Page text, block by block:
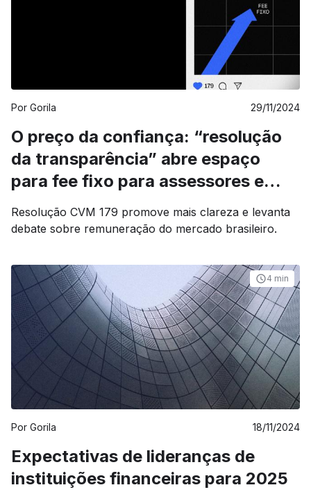
Por Gorila 29/11/2024
O preço da confiança: “resolução
da transparência” abre espaço
para fee fixo para assessores e
consultores
Resolução CVM 179 promove mais clareza e levanta
debate sobre remuneração do mercado brasileiro.
4 min
Por Gorila 18/11/2024
Expectativas de lideranças de
instituições financeiras para 2025